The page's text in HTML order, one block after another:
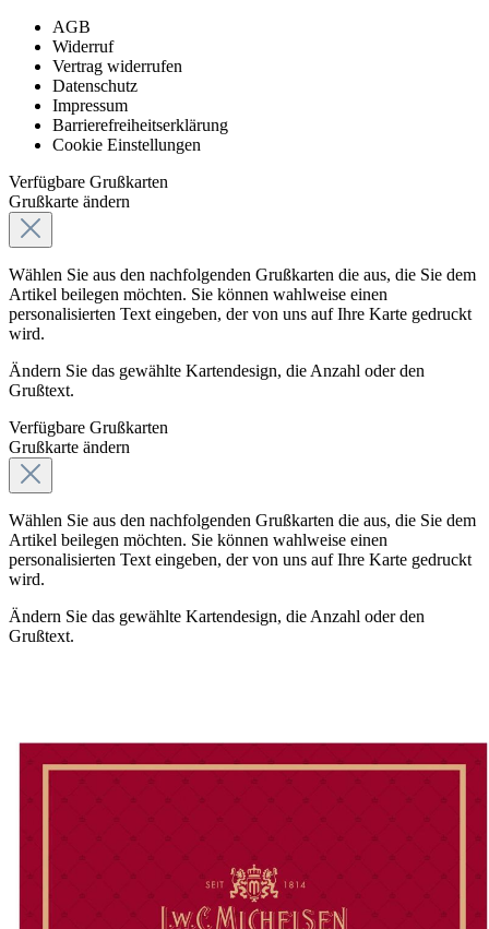
AGB
Widerruf
Vertrag widerrufen
Datenschutz
Impressum
Barrierefreiheitserklärung
Cookie Einstellungen
Verfügbare Grußkarten
Grußkarte ändern
Wählen Sie aus den nachfolgenden Grußkarten die aus, die Sie dem
Artikel beilegen möchten. Sie können wahlweise einen
personalisierten Text eingeben, der von uns auf Ihre Karte gedruckt
wird.
Ändern Sie das gewählte Kartendesign, die Anzahl oder den
Grußtext.
Verfügbare Grußkarten
Grußkarte ändern
Wählen Sie aus den nachfolgenden Grußkarten die aus, die Sie dem
Artikel beilegen möchten. Sie können wahlweise einen
personalisierten Text eingeben, der von uns auf Ihre Karte gedruckt
wird.
Ändern Sie das gewählte Kartendesign, die Anzahl oder den
Grußtext.